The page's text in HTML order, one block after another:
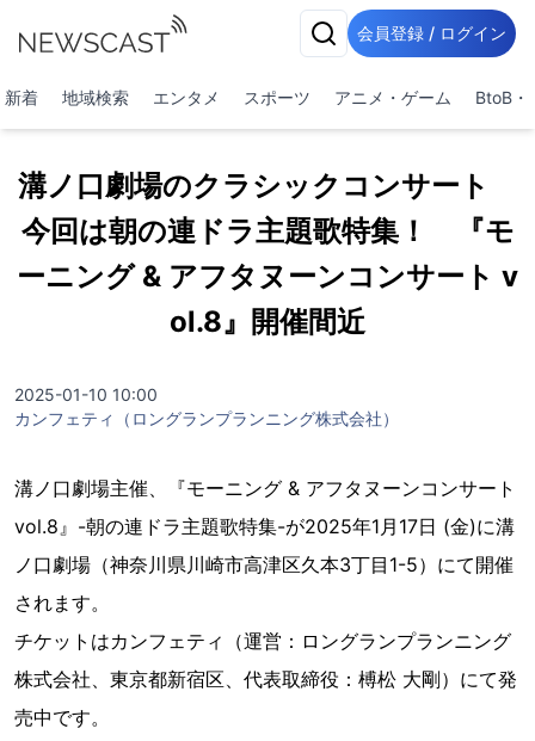
会員登録 / ログイン
新着 地域検索 エンタメ スポーツ アニメ・ゲーム BtoB・
溝ノ口劇場のクラシックコンサート
今回は朝の連ドラ主題歌特集！ 『モ
ーニング & アフタヌーンコンサート v
ol.8』開催間近
2025-01-10 10:00
カンフェティ（ロングランプランニング株式会社）
溝ノ口劇場主催、『モーニング & アフタヌーンコンサート
vol.8』-朝の連ドラ主題歌特集-が2025年1月17日 (金)に溝
ノ口劇場（神奈川県川崎市高津区久本3丁目1-5）にて開催
されます。
チケットはカンフェティ（運営：ロングランプランニング
株式会社、東京都新宿区、代表取締役：榑松 大剛）にて発
売中です。